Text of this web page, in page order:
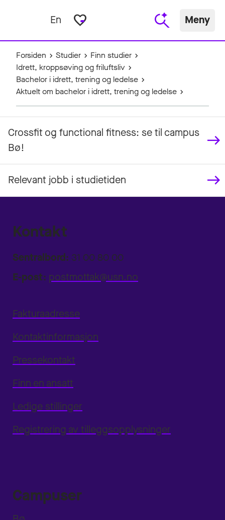
En favorite_border Meny
Forsiden Studier
Finn studier
Idrett, kroppsøving og friluftsliv
Bachelor i idrett, trening og ledelse
Aktuelt om bachelor i idrett, trening og ledelse
Crossfit og functional fitness: se til campus
Bø!
Relevant jobb i studietiden
Kontakt
Sentralbord: 31 00 80 00
E-post: postmottak@usn.no
Fakturaadresse
Kontaktinformasjon
Pressekontakt
Finn en ansatt
Ledige stillinger
Registrering av tilleggsopplysninger
Campuser